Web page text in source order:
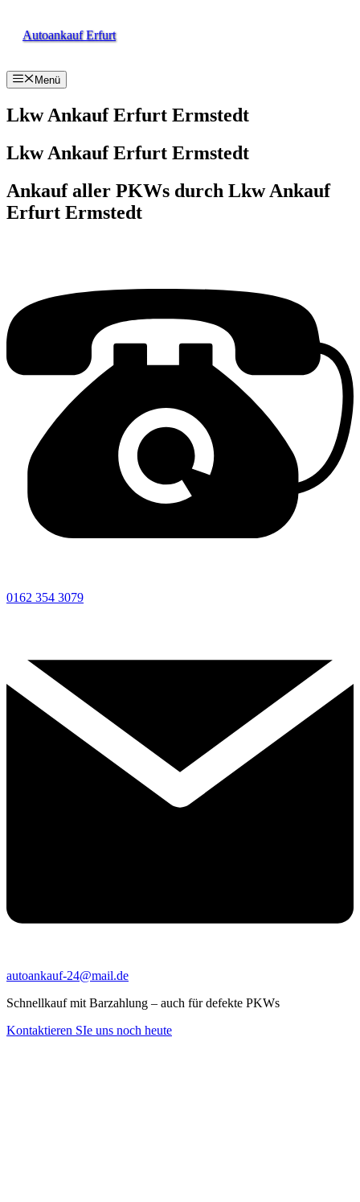
InhaltAutoankauf Erfurt
Menü
Lkw Ankauf Erfurt Ermstedt
Lkw Ankauf Erfurt Ermstedt
Ankauf aller PKWs durch Lkw Ankauf
Erfurt Ermstedt
0162 354 3079
autoankauf-24@mail.de
Schnellkauf mit Barzahlung – auch für defekte PKWs
Kontaktieren SIe uns noch heute